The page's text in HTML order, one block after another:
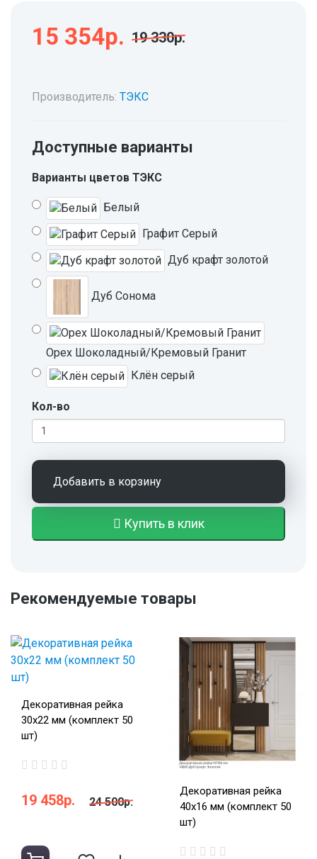
15 354р. 19 330р.
Производитель: ТЭКС
Доступные варианты
Варианты цветов ТЭКС
Белый
Графит Серый
Дуб крафт золотой
Дуб Сонома
Орех Шоколадный/Кремовый Гранит
Клён серый
Кол-во
Добавить в корзину
Купить в клик
Рекомендуемые товары
Декоративная рейка
30х22 мм (комплект 50
шт)
19 458р. 24 500р.
Декоративная рейка
40х16 мм (комплект 50
шт)